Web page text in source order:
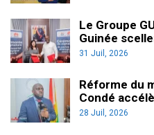
Le Groupe
Guinée
31 Juil, 2026
Réforme du
Condé
28 Juil, 2026